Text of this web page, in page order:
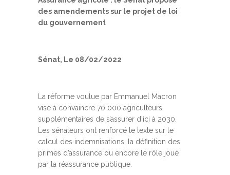
des amendements sur le projet de loi
du gouvernement
Sénat, Le 08/02/2022
La réforme voulue par Emmanuel Macron
vise à convaincre 70 000 agriculteurs
supplémentaires de s’assurer d’ici à 2030.
Les sénateurs ont renforcé le texte sur le
calcul des indemnisations, la définition des
primes d’assurance ou encore le rôle joué
par la réassurance publique.